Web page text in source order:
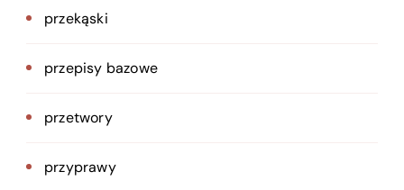
przekąski
przepisy bazowe
przetwory
przyprawy